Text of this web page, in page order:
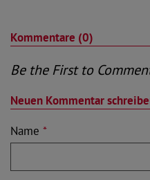
Kommentare (0)
Be the First to
Neuen Kommentar
Name *